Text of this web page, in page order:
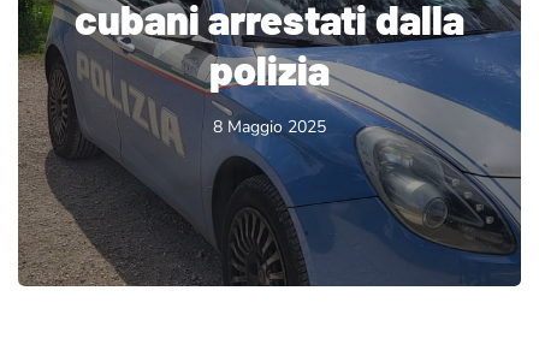
cubani arrestati dalla
polizia
8 Maggio 2025